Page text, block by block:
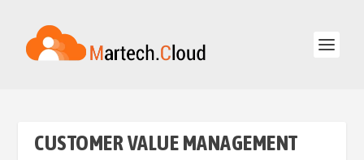
CUSTOMER VALUE MANAGEMENT